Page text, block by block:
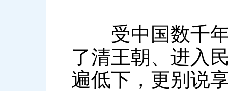
受中国数千年
了清王朝、进入
遍低下，更别说